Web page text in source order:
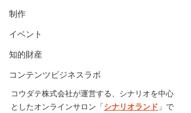
制作
イベント
知的財産
コンテンツビジネスラボ
コウダテ株式会社が運営する、シナリオを中心
としたオンラインサロン「シナリオランド 」で